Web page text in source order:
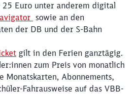
Euro unter anderem digital
sowie an den
der DB und der S-Bahn
gilt in den Ferien ganztägig.
zum Preis von monatlich
Monatskarten, Abonnements,
Fahrausweise auf das VBB-